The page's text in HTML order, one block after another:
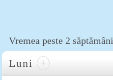
Vremea peste 2 săptămâni
Luni +